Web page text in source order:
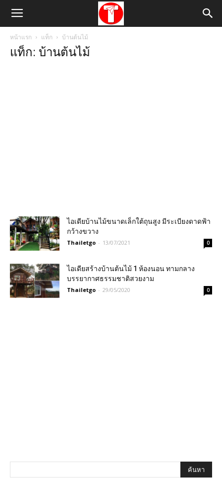
หน้าแรก แท็ก บ้านต้นไม้
แท็ก: บ้านต้นไม้
ไอเดียบ้านไม้ขนาดเล็กใต้ถุนสูง มีระเบียงดาดฟ้า
กว้างขวาง
Thailetgo - 13/07/2021 0
ไอเดียสร้างบ้านต้นไม้ 1 ห้องนอน ทามกลาง
บรรยากาศธรรมชาติสวยงาม
Thailetgo - 29/05/2020 0